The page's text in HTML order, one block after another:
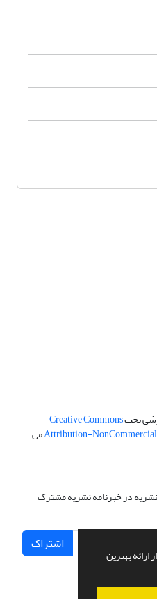
ارائه بهترین
تحتCreative Commons
Attribution-می
نشریه در خبرنامه نشریه مشترک
اشتراک